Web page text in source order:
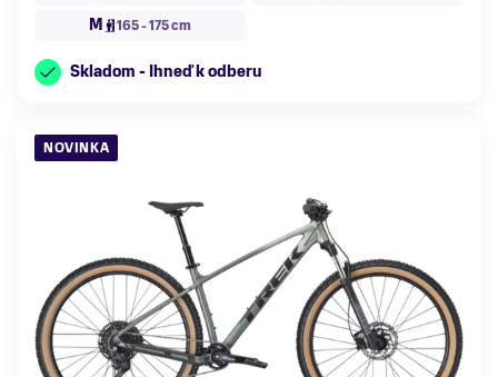
M 165 - 175 cm
Skladom - Ihneď k odberu
NOVINKA